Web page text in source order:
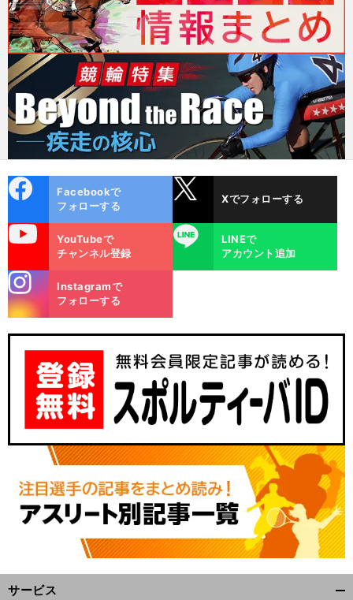
ok
Facebookで
フォローする
Xでフォローする
YouTubeで
チャンネル登録
LINE
LINEで
アカウント追加
m
Instagramで
フォローする
サービス